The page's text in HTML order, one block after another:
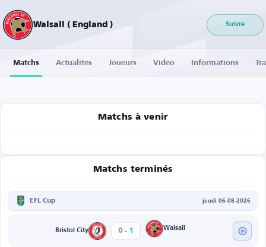
Walsall ( England ) Suivre
Matchs Actualités Joueurs Vidéo Informations
Matchs à venir
Matchs terminés
EFL Cup jeudi 06-08-2026
Bristol City 0 - 1 Walsall